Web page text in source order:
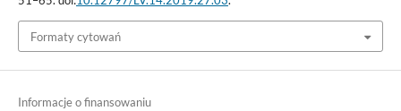
Formaty cytowań
Informacje o finansowaniu